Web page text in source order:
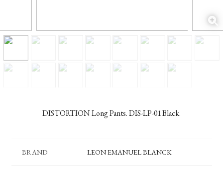
DISTORTION Long Pants. DIS-LP-01 Black.
BRAND LEON EMANUEL BLANCK